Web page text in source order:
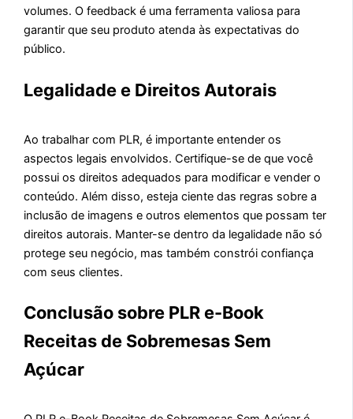
volumes. O feedback é uma ferramenta valiosa para
garantir que seu produto atenda às expectativas do
público.
Legalidade e Direitos Autorais
Ao trabalhar com PLR, é importante entender os
aspectos legais envolvidos. Certifique-se de que você
possui os direitos adequados para modificar e vender o
conteúdo. Além disso, esteja ciente das regras sobre a
inclusão de imagens e outros elementos que possam ter
direitos autorais. Manter-se dentro da legalidade não só
protege seu negócio, mas também constrói confiança
com seus clientes.
Conclusão sobre PLR e-Book
Receitas de Sobremesas Sem
Açúcar